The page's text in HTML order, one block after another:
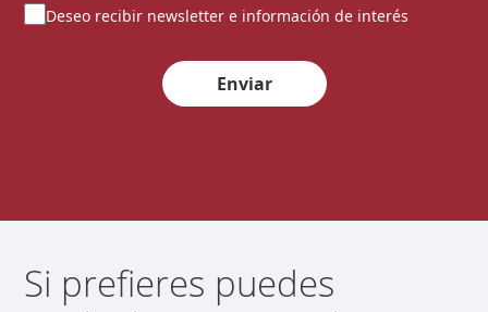
Deseo recibir newsletter e información de interés
Enviar
Si prefieres puedes